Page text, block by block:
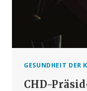
GESUNDHEIT DER
CHD-